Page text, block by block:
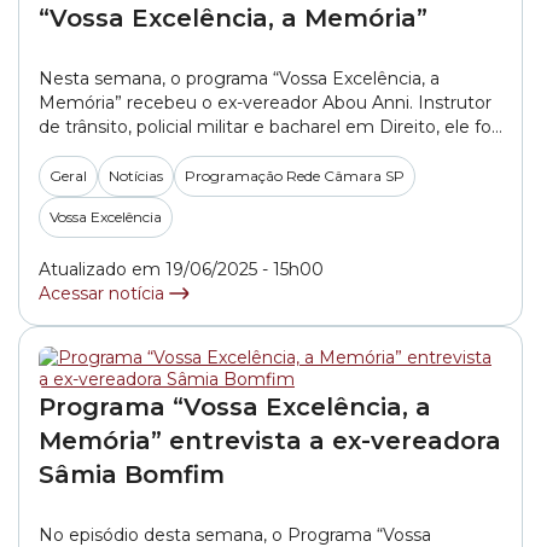
“Vossa Excelência, a Memória”
Nesta semana, o programa “Vossa Excelência, a
Memória” recebeu o ex-vereador Abou Anni. Instrutor
de trânsito, policial militar e bacharel em Direito, ele foi
vereador na Câmara Municipal de São Paulo entre os
anos de 2005 a 2019. O programa “Vossa Excelência, a
Memória” resgata histórias vividas no Parlamento
Geral Notícias Programação Rede Câmara SP
Vossa Excelência
Atualizado em 19/06/2025 - 15h00
Acessar notícia
Programa “Vossa Excelência, a
Memória” entrevista a ex-vereadora
Sâmia Bomfim
No episódio desta semana, o Programa “Vossa